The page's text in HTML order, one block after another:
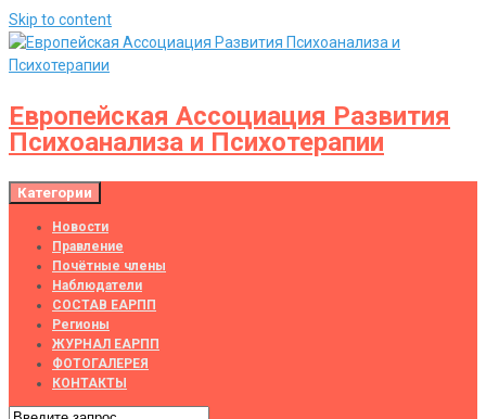
Skip to content
Европейская Ассоциация Развития
Психоанализа и Психотерапии
Категории
Новости
Правление
Почётные члены
Наблюдатели
СОСТАВ ЕАРПП
Регионы
ЖУРНАЛ ЕАРПП
ФОТОГАЛЕРЕЯ
КОНТАКТЫ